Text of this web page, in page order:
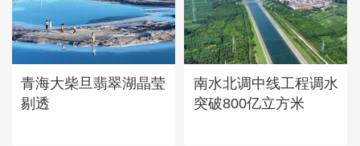
青海大柴旦翡翠湖晶莹
剔透
南水北调中线工程调水
突破800亿立方米